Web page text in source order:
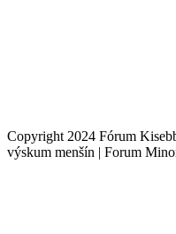
Copyright 2024 Fórum
výskum menšín | Forum